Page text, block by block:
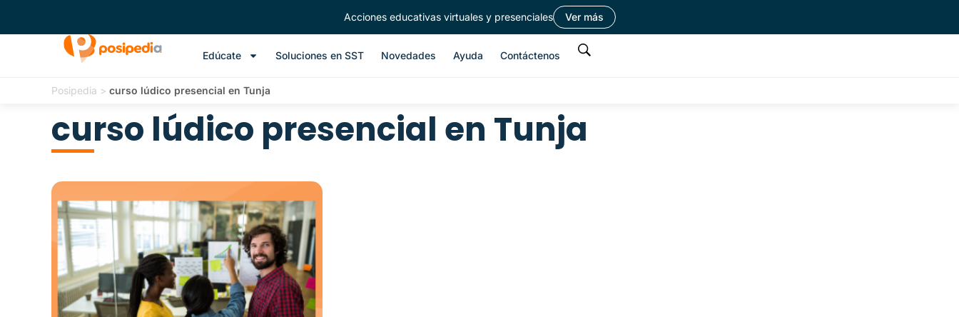
Acciones educativas virtuales y presenciales Ver más
Edúcate Soluciones en SST Novedades Ayuda Contáctenos
Posipedia > curso lúdico presencial en Tunja
curso lúdico presencial en Tunja